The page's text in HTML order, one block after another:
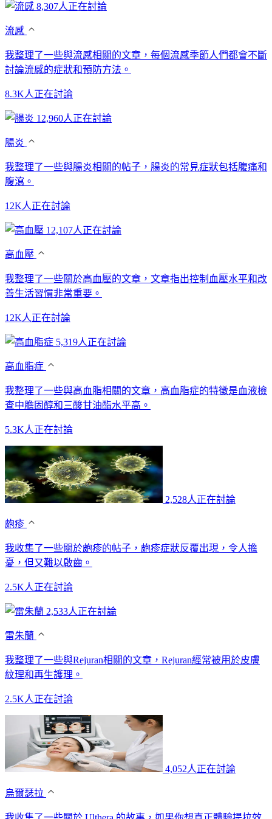
8,307人正在討論
流感
我整理了一些與流感相關的文章，每個流感季節人們都會不斷
討論流感的症狀和預防方法。
8.3K人正在討論
12,960人正在討論
腸炎
我整理了一些與腸炎相關的帖子，腸炎的常見症狀包括腹痛和
腹瀉。
12K人正在討論
12,107人正在討論
高血壓
我整理了一些關於高血壓的文章，文章指出控制血壓水平和改
善生活習慣非常重要。
12K人正在討論
5,319人正在討論
高血脂症
我整理了一些與高血脂相關的文章，高血脂症的特徵是血液檢
查中膽固醇和三酸甘油酯水平高。
5.3K人正在討論
2,528人正在討論
皰疹
我收集了一些關於皰疹的帖子，皰疹症狀反覆出現，令人擔
憂，但又難以啟齒。
2.5K人正在討論
2,533人正在討論
雷朱蘭
我整理了一些與Rejuran相關的文章，Rejuran經常被用於皮膚
紋理和再生護理。
2.5K人正在討論
4,052人正在討論
烏爾瑟拉